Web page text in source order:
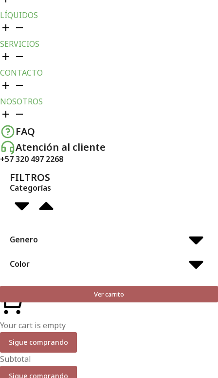
LÍQUIDOS
SERVICIOS
CONTACTO
NOSOTROS
FAQ
Atención al cliente
+57 320 497 2268
FILTROS
Categorías
Genero
Color
Ver carrito
Your cart is empty
Sigue comprando
Subtotal
Sigue comprando